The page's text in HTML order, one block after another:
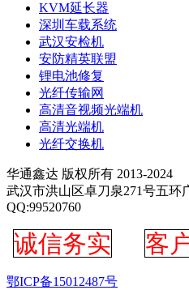
KVM延长器
深圳车载系统
武汉安检机
安防精英联盟
锂电池修复
光纤传输网
高清音视频光端机
高清光端机
光纤交换机
华通鑫达 版权所有 2013-2024
武汉市洪山区卓刀泉271号五环
QQ:99520760
诚信务实 客
鄂ICP备15012487号